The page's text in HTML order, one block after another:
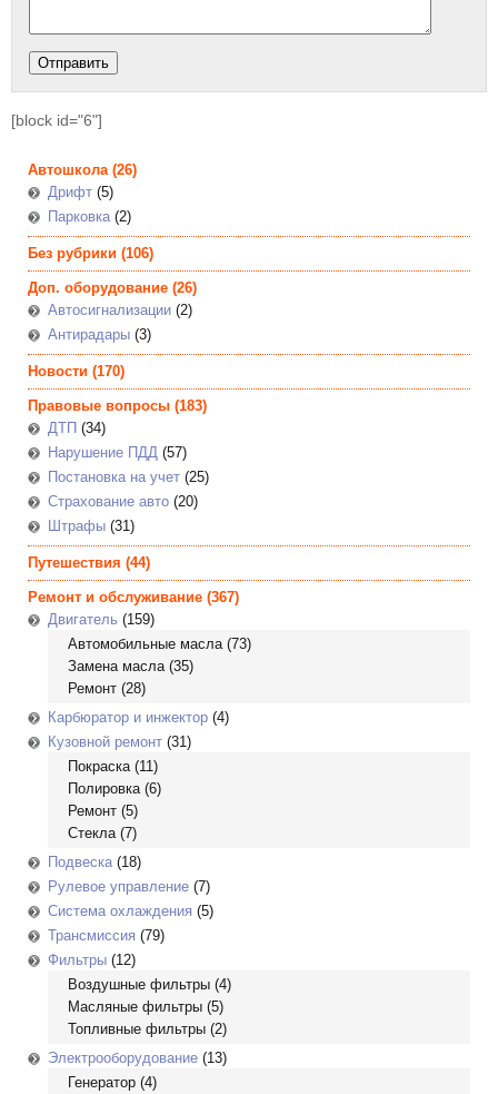
[block id="6"]
Автошкола(26)
Дрифт (5)
Парковка(2)
Без рубрики (106)
Доп. оборудование (26)
Автосигнализации (2)
Антирадары (3)
Новости (170)
Правовые вопросы (183)
ДТП (34)
Нарушение ПДД (57)
Постановка на учет (25)
Страхование авто (20)
Штрафы (31)
Путешествия (44)
Ремонт и обслуживание (367)
Двигатель (159)
Автомобильные масла(73)
Замена масла(35)
Ремонт (28)
Карбюратор и инжектор (4)
Кузовной ремонт (31)
Покраска(11)
Полировка(6)
Ремонт (5)
Стекла(7)
Подвеска(18)
Рулевое управление (7)
Система охлаждения (5)
Трансмиссия (79)
Фильтры (12)
Воздушные фильтры (4)
Масляные фильтры (5)
Топливные фильтры (2)
Электрооборудование (13)
Генератор (4)